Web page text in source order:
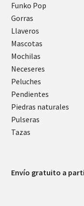
Funko Pop
Gorras
Llaveros
Mascotas
Mochilas
Neceseres
Peluches
Pendientes
Piedras naturales
Pulseras
Tazas
Envío gratuito a